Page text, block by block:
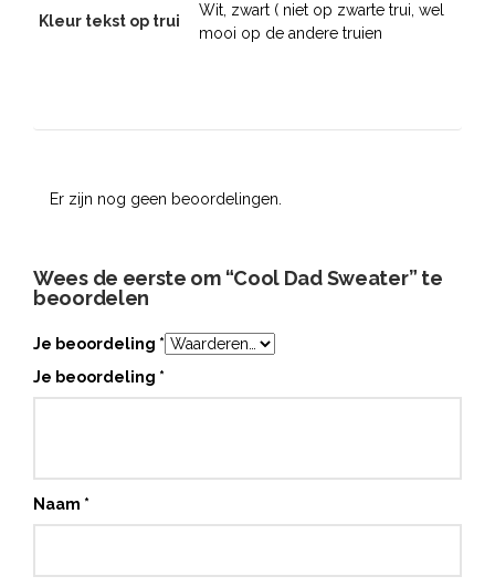
Kleur tekst op trui
Wit, zwart ( niet op zwarte trui, wel
mooi op de andere truien
Er zijn nog geen beoordelingen.
Wees de eerste om “Cool Dad Sweater” te
beoordelen
Je beoordeling *
Je beoordeling *
Naam *